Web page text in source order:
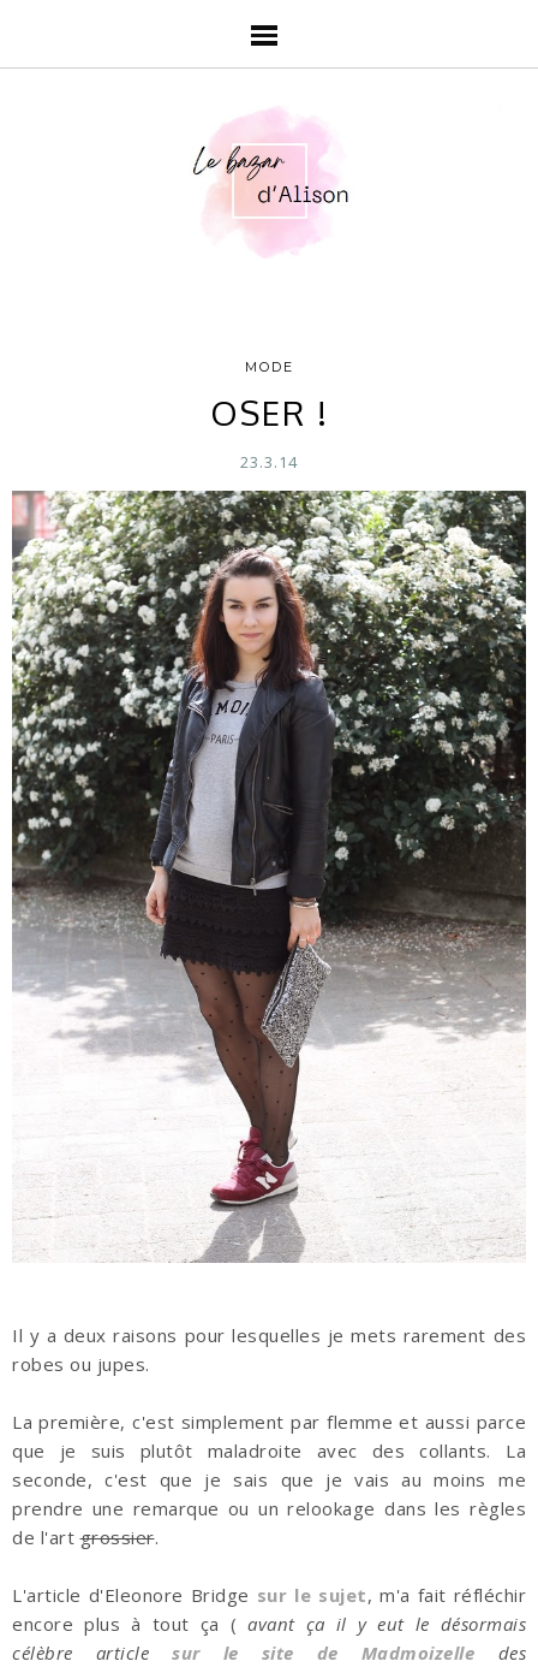
MODE
OSER !
23.3.14
Il y a deux raisons pour lesquelles je mets rarement des
robes ou jupes.
La première, c'est simplement par flemme et aussi parce
que je suis plutôt maladroite avec des collants. La
seconde, c'est que je sais que je vais au moins me
prendre une remarque ou un relookage dans les règles
de l'artgrossier.
L'article d'Eleonore Bridge sur le sujet, m'a fait réfléchir
encore plus à tout ça ( avant ça il y eut le désormais
célèbre articlesur le site de Madmoizelle
des